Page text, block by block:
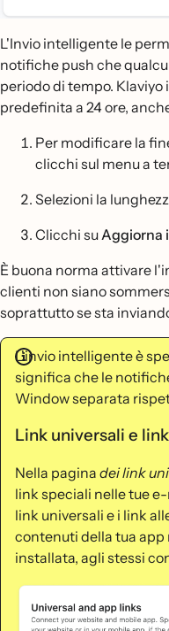
L'Invio intelligente le
notifiche push che
periodo di tempo.
predefinita a 24 ore,
Per modificare la
clicchi sul menu a
Selezioni la
Clicchi suAggiorna
È buona norma attivare
clienti non siano
soprattutto se sta
L'invio intelligente è
significa che le
Window separata
Link universali e
Nella pagina dei link
link speciali nelle tue
link universali e i link
contenuti della tua app
installata, agli stessi